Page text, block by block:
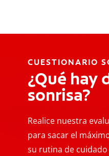
CUESTIONARIO
¿Qué hay
sonrisa?
Realice nuestra
para sacar el
su rutina de cuidado